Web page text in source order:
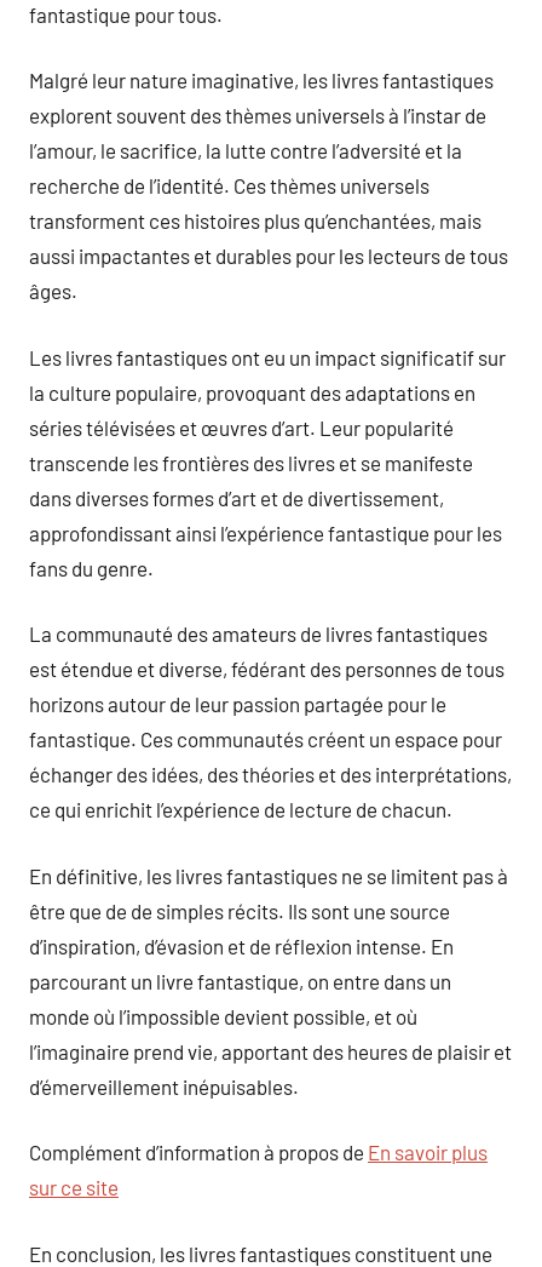
fantastique pour tous.
Malgré leur nature imaginative, les livres fantastiques
explorent souvent des thèmes universels à l’instar de
l’amour, le sacrifice, la lutte contre l’adversité et la
recherche de l’identité. Ces thèmes universels
transforment ces histoires plus qu’enchantées, mais
aussi impactantes et durables pour les lecteurs de tous
âges.
Les livres fantastiques ont eu un impact significatif sur
la culture populaire, provoquant des adaptations en
séries télévisées et œuvres d’art. Leur popularité
transcende les frontières des livres et se manifeste
dans diverses formes d’art et de divertissement,
approfondissant ainsi l’expérience fantastique pour les
fans du genre.
La communauté des amateurs de livres fantastiques
est étendue et diverse, fédérant des personnes de tous
horizons autour de leur passion partagée pour le
fantastique. Ces communautés créent un espace pour
échanger des idées, des théories et des interprétations,
ce qui enrichit l’expérience de lecture de chacun.
En définitive, les livres fantastiques ne se limitent pas à
être que de de simples récits. Ils sont une source
d’inspiration, d’évasion et de réflexion intense. En
parcourant un livre fantastique, on entre dans un
monde où l’impossible devient possible, et où
l’imaginaire prend vie, apportant des heures de plaisir et
d’émerveillement inépuisables.
Complément d’information à propos de En savoir plus
sur ce site
En conclusion, les livres fantastiques constituent une